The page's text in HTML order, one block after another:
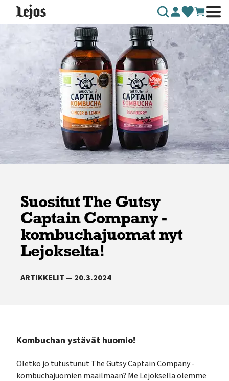
Siirry sisältöön
Suositut The Gutsy
Captain Company -
kombuchajuomat nyt
Lejokselta!
ARTIKKELIT — 20.3.2024
Kombuchan ystävät huomio!
Oletko jo tutustunut The Gutsy Captain Company -
kombuchajuomien maailmaan? Me Lejoksella olemme